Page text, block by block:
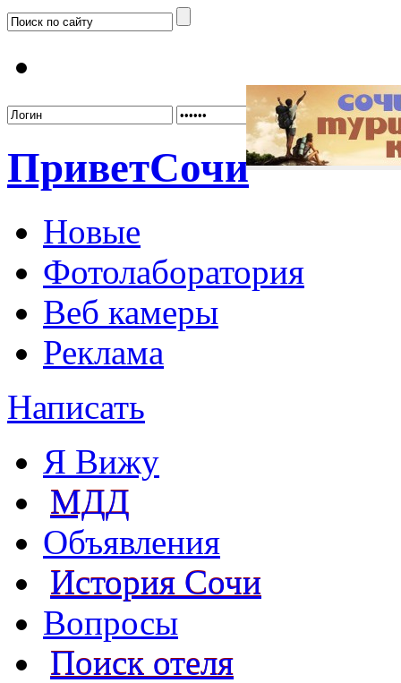
ПриветСочи
Новые
Фотолаборатория
Веб камеры
Реклама
Написать
Я Вижу
МДД
Объявления
История Сочи
Вопросы
Поиск отеля